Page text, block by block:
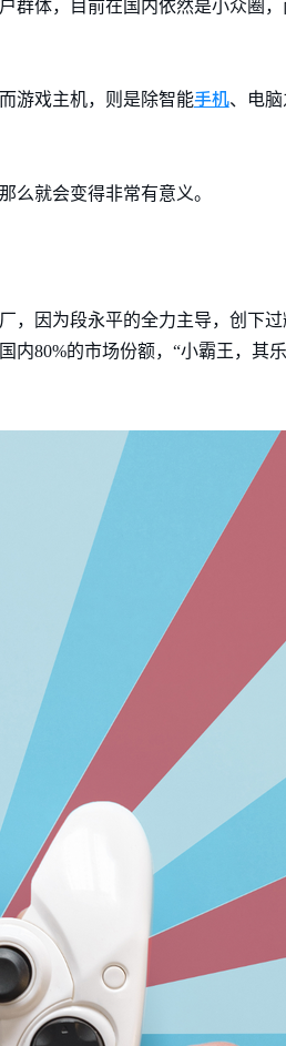
群体，目前在国内依然是小众圈
游戏主机，则是除智能手机、电
么就会变得非常有意义。
，因为段永平的全力主导，创下
内80%的市场份额，“小霸王，其